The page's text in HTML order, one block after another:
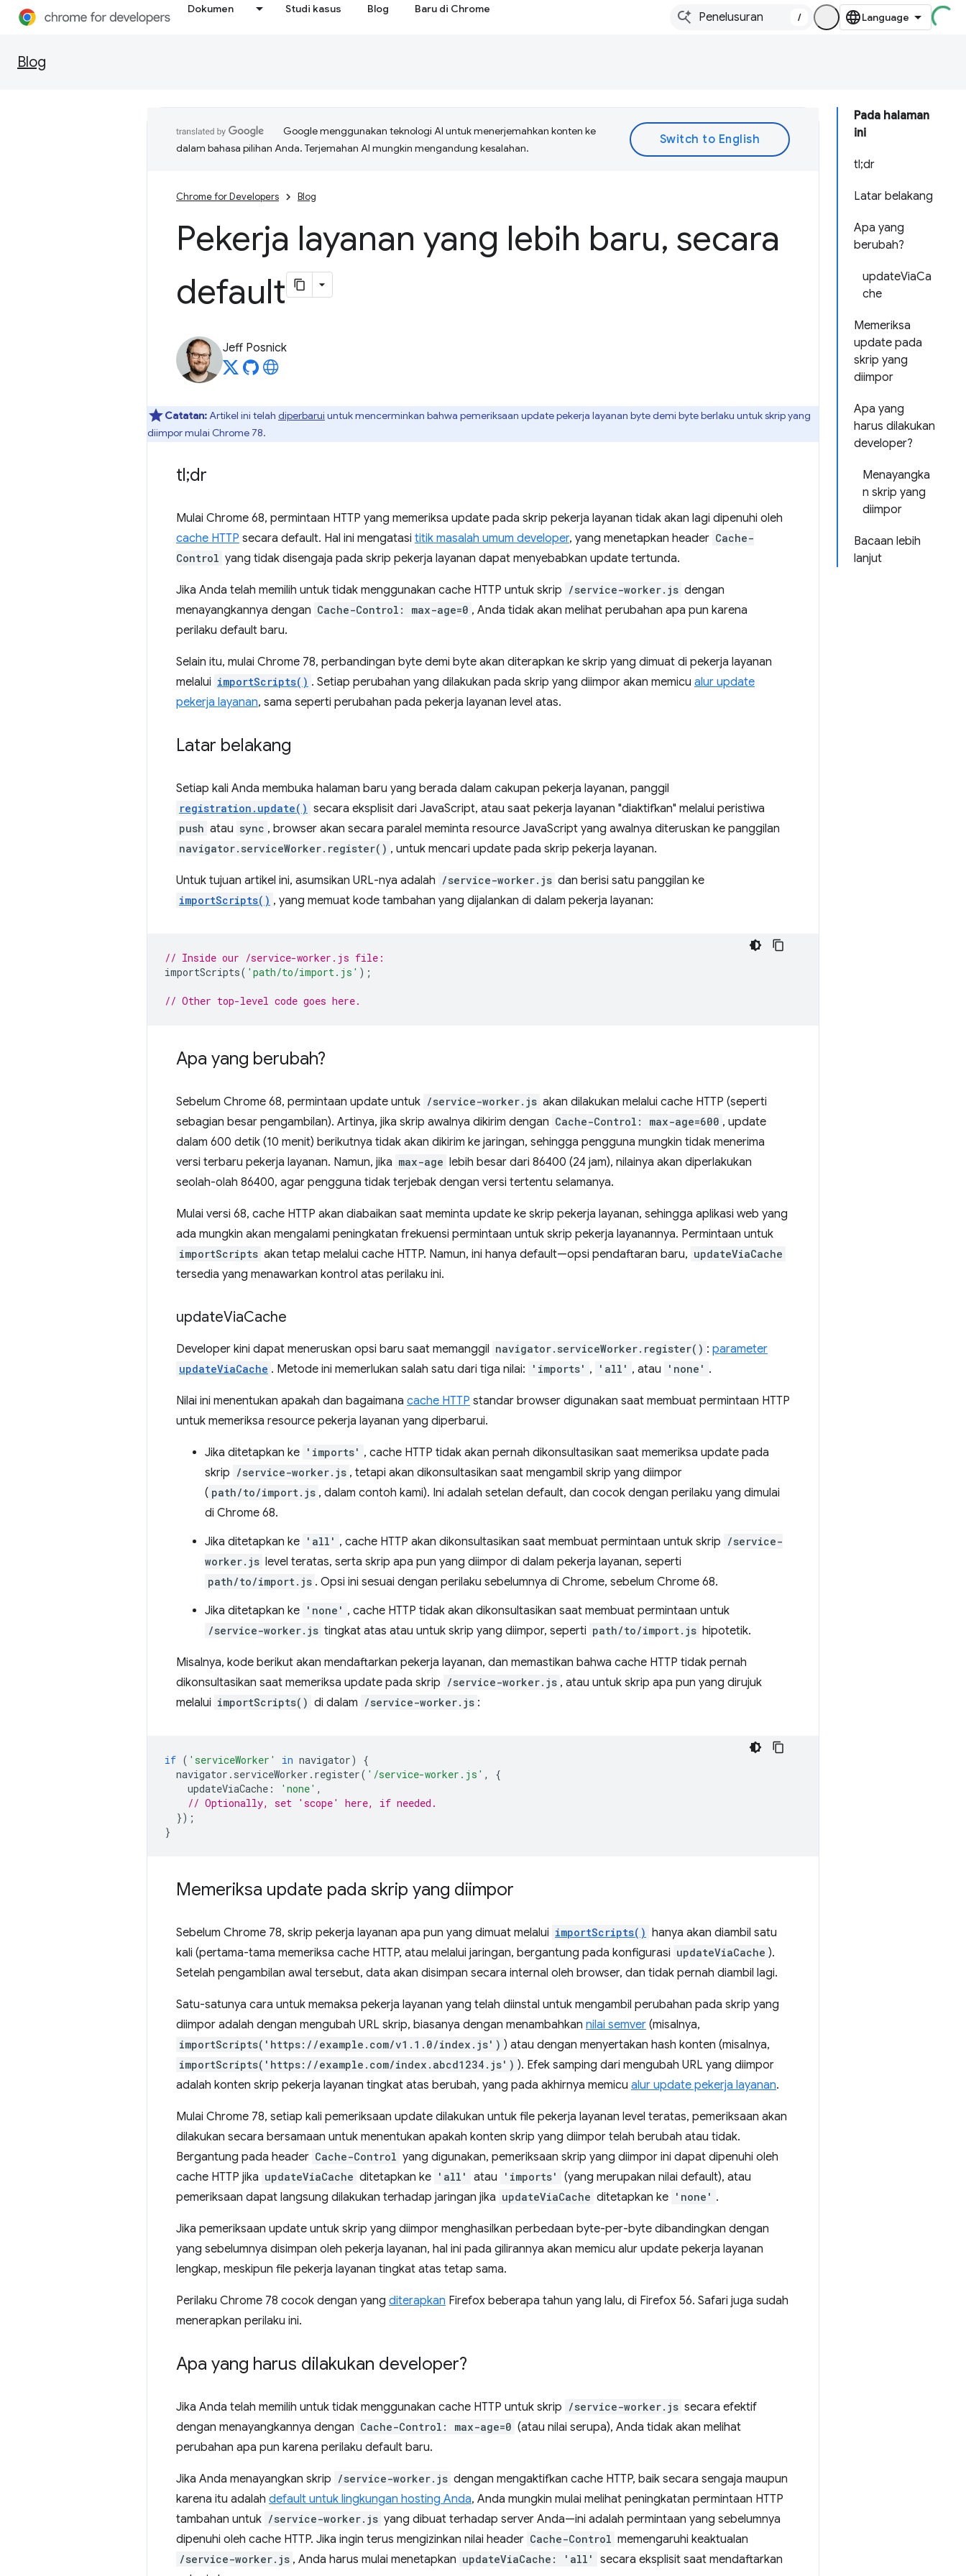
Dokumen Studi kasus Blog Baru di Chrome
/
Blog
Pada halaman
ini
tl;dr
Latar belakang
Apa yang
berubah?
updateViaCa
che
Memeriksa
update pada
skrip yang
diimpor
Apa yang
harus dilakukan
developer?
Menayangka
n skrip yang
diimpor
Bacaan lebih
lanjut
Google menggunakan teknologi AI untuk menerjemahkan konten ke
dalam bahasa pilihan Anda. Terjemahan AI mungkin mengandung kesalahan.
Chrome for Developers Blog
Pekerja layanan yang lebih baru, secara
default
Jeff Posnick
Catatan:Artikel ini telah diperbarui untuk mencerminkan bahwa pemeriksaan update pekerja layanan byte demi byte berlaku untuk skrip yang
diimpor mulai Chrome 78.
tl;dr
Mulai Chrome 68, permintaan HTTP yang memeriksa update pada skrip pekerja layanan tidak akan lagi dipenuhi oleh
cache HTTP secara default. Hal ini mengatasi titik masalah umum developer, yang menetapkan header Cache-
Control yang tidak disengaja pada skrip pekerja layanan dapat menyebabkan update tertunda.
Jika Anda telah memilih untuk tidak menggunakan cache HTTP untuk skrip /service-worker.js dengan
menayangkannya dengan Cache-Control: max-age=0 , Anda tidak akan melihat perubahan apa pun karena
perilaku default baru.
Selain itu, mulai Chrome 78, perbandingan byte demi byte akan diterapkan ke skrip yang dimuat di pekerja layanan
melalui importScripts() . Setiap perubahan yang dilakukan pada skrip yang diimpor akan memicu alur update
pekerja layanan, sama seperti perubahan pada pekerja layanan level atas.
Latar belakang
Setiap kali Anda membuka halaman baru yang berada dalam cakupan pekerja layanan, panggil
registration.update() secara eksplisit dari JavaScript, atau saat pekerja layanan "diaktifkan" melalui peristiwa
push atau sync , browser akan secara paralel meminta resource JavaScript yang awalnya diteruskan ke panggilan
navigator.serviceWorker.register() , untuk mencari update pada skrip pekerja layanan.
Untuk tujuan artikel ini, asumsikan URL-nya adalah /service-worker.js dan berisi satu panggilan ke
importScripts() , yang memuat kode tambahan yang dijalankan di dalam pekerja layanan:
// Inside our /service-worker.js file:
importScripts( 'path/to/import.js' );
// Other top-level code goes here.
Apa yang berubah?
Sebelum Chrome 68, permintaan update untuk /service-worker.js akan dilakukan melalui cache HTTP (seperti
sebagian besar pengambilan). Artinya, jika skrip awalnya dikirim dengan Cache-Control: max-age=600 , update
dalam 600 detik (10 menit) berikutnya tidak akan dikirim ke jaringan, sehingga pengguna mungkin tidak menerima
versi terbaru pekerja layanan. Namun, jika max-age lebih besar dari 86400 (24 jam), nilainya akan diperlakukan
seolah-olah 86400, agar pengguna tidak terjebak dengan versi tertentu selamanya.
Mulai versi 68, cache HTTP akan diabaikan saat meminta update ke skrip pekerja layanan, sehingga aplikasi web yang
ada mungkin akan mengalami peningkatan frekuensi permintaan untuk skrip pekerja layanannya. Permintaan untuk
importScripts akan tetap melalui cache HTTP. Namun, ini hanya default—opsi pendaftaran baru, updateViaCache
tersedia yang menawarkan kontrol atas perilaku ini.
updateViaCache
Developer kini dapat meneruskan opsi baru saat memanggil navigator.serviceWorker.register() : parameter
updateViaCache . Metode ini memerlukan salah satu dari tiga nilai: 'imports' , 'all' , atau 'none' .
Nilai ini menentukan apakah dan bagaimana cache HTTP standar browser digunakan saat membuat permintaan HTTP
untuk memeriksa resource pekerja layanan yang diperbarui.
Jika ditetapkan ke 'imports' , cache HTTP tidak akan pernah dikonsultasikan saat memeriksa update pada
skrip /service-worker.js , tetapi akan dikonsultasikan saat mengambil skrip yang diimpor
( path/to/import.js , dalam contoh kami). Ini adalah setelan default, dan cocok dengan perilaku yang dimulai
di Chrome 68.
Jika ditetapkan ke 'all' , cache HTTP akan dikonsultasikan saat membuat permintaan untuk skrip /service-
worker.js level teratas, serta skrip apa pun yang diimpor di dalam pekerja layanan, seperti
path/to/import.js . Opsi ini sesuai dengan perilaku sebelumnya di Chrome, sebelum Chrome 68.
Jika ditetapkan ke 'none' , cache HTTP tidak akan dikonsultasikan saat membuat permintaan untuk
/service-worker.js tingkat atas atau untuk skrip yang diimpor, seperti path/to/import.js hipotetik.
Misalnya, kode berikut akan mendaftarkan pekerja layanan, dan memastikan bahwa cache HTTP tidak pernah
dikonsultasikan saat memeriksa update pada skrip /service-worker.js , atau untuk skrip apa pun yang dirujuk
melalui importScripts() di dalam /service-worker.js :
if ( 'serviceWorker' in navigator)
{
navigator . serviceWorker . register( '/service-worker.js' ,
{
updateViaCache : 'none' ,
// Optionally, set 'scope' here, if needed.
});
}
Memeriksa update pada skrip yang diimpor
Sebelum Chrome 78, skrip pekerja layanan apa pun yang dimuat melalui importScripts() hanya akan diambil satu
kali (pertama-tama memeriksa cache HTTP, atau melalui jaringan, bergantung pada konfigurasi updateViaCache ).
Setelah pengambilan awal tersebut, data akan disimpan secara internal oleh browser, dan tidak pernah diambil lagi.
Satu-satunya cara untuk memaksa pekerja layanan yang telah diinstal untuk mengambil perubahan pada skrip yang
diimpor adalah dengan mengubah URL skrip, biasanya dengan menambahkan nilai semver (misalnya,
importScripts('https://example.com/v1.1.0/index.js') ) atau dengan menyertakan hash konten (misalnya,
importScripts('https://example.com/index.abcd1234.js') ). Efek samping dari mengubah URL yang diimpor
adalah konten skrip pekerja layanan tingkat atas berubah, yang pada akhirnya memicu alur update pekerja layanan.
Mulai Chrome 78, setiap kali pemeriksaan update dilakukan untuk file pekerja layanan level teratas, pemeriksaan akan
dilakukan secara bersamaan untuk menentukan apakah konten skrip yang diimpor telah berubah atau tidak.
Bergantung pada header Cache-Control yang digunakan, pemeriksaan skrip yang diimpor ini dapat dipenuhi oleh
cache HTTP jika updateViaCache ditetapkan ke 'all' atau 'imports'
(yang merupakan nilai default), atau
pemeriksaan dapat langsung dilakukan terhadap jaringan jika updateViaCache ditetapkan ke 'none' .
Jika pemeriksaan update untuk skrip yang diimpor menghasilkan perbedaan byte-per-byte dibandingkan dengan
yang sebelumnya disimpan oleh pekerja layanan, hal ini pada gilirannya akan memicu alur update pekerja layanan
lengkap, meskipun file pekerja layanan tingkat atas tetap sama.
Perilaku Chrome 78 cocok dengan yang diterapkan Firefox beberapa tahun yang lalu, di Firefox 56. Safari juga sudah
menerapkan perilaku ini.
Apa yang harus dilakukan developer?
Jika Anda telah memilih untuk tidak menggunakan cache HTTP untuk skrip /service-worker.js secara efektif
dengan menayangkannya dengan Cache-Control: max-age=0 (atau nilai serupa), Anda tidak akan melihat
perubahan apa pun karena perilaku default baru.
Jika Anda menayangkan skrip /service-worker.js dengan mengaktifkan cache HTTP, baik secara sengaja maupun
karena itu adalah default untuk lingkungan hosting Anda, Anda mungkin mulai melihat peningkatan permintaan HTTP
tambahan untuk /service-worker.js yang dibuat terhadap server Anda—ini adalah permintaan yang sebelumnya
dipenuhi oleh cache HTTP. Jika ingin terus mengizinkan nilai header Cache-Control memengaruhi keaktualan
/service-worker.js , Anda harus mulai menetapkan updateViaCache: 'all'
secara eksplisit saat mendaftarkan